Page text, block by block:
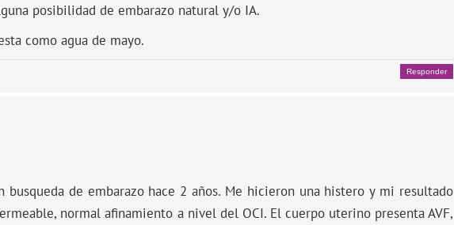
posibilidad de embarazo natural y/o IA.
como agua de mayo.
Responder
busqueda de embarazo hace 2 años. Me hicieron una histero y mi resultado
normal afinamiento a nivel del OCI. El cuerpo uterino presenta AVF,